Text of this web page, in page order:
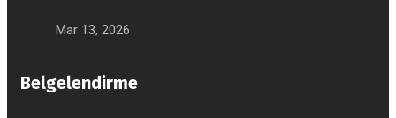
Mar 13, 2026
Belgelendirme